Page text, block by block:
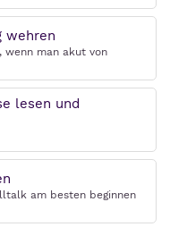
wehren
wenn man akut von
lesen und
am besten beginnen